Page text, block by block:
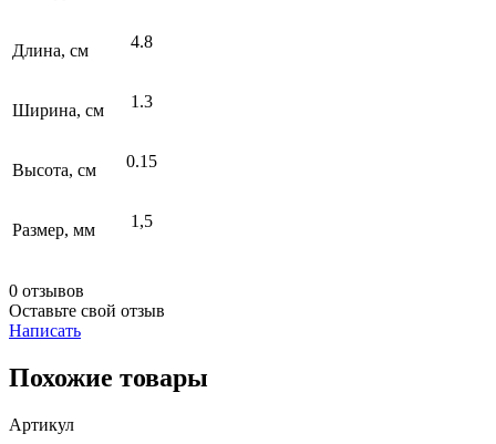
Длина, см 4.8
Ширина, см 1.3
Высота, см 0.15
Размер, мм 1,5
0 отзывов
Оставьте свой отзыв
Написать
Похожие товары
Артикул